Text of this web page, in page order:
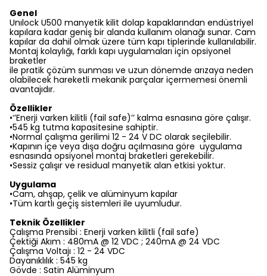
Genel
Unılock U500 manyetik kilit dolap kapaklarından endüstriyel
kapılara kadar geniş bir alanda kullanım olanağı sunar. Cam
kapılar da dahil olmak üzere tüm kapı tiplerinde kullanılabilir.
Montaj kolaylığı, farklı kapı uygulamaları için opsiyonel
braketler
ile pratik çözüm sunması ve uzun dönemde arızaya neden
olabilecek hareketli mekanik parçalar içermemesi önemli
avantajıdır.
Özellikler
•‘’Enerji varken kilitli (fail safe)’’ kalma esnasına göre çalışır.
•545 kg tutma kapasitesine sahiptir.
•Normal çalışma gerilimi 12 - 24 V DC olarak seçilebilir.
•Kapının içe veya dışa doğru açılmasına göre uygulama
esnasında opsiyonel montaj braketleri gerekebilir.
•Sessiz çalışır ve residual manyetik alan etkisi yoktur.
Uygulama
•Cam, ahşap, çelik ve alüminyum kapılar
•Tüm kartlı geçiş sistemleri ile uyumludur.
Teknik Özellikler
Çalışma Prensibi : Enerji varken kilitli (fail safe)
Çektiği Akım : 480mA @ 12 VDC ; 240mA @ 24 VDC
Çalışma Voltajı : 12 - 24 VDC
Dayanıklılık : 545 kg
Gövde : Satin Alüminyum